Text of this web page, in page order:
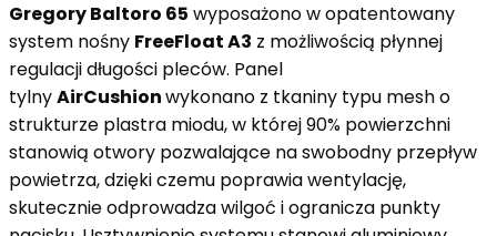
Gregory Baltoro 65 wyposażono w opatentowany
system nośny FreeFloat A3 z możliwością płynnej
regulacji długości pleców. Panel
tylnyAirCushionwykonano z tkaniny typu mesh o
strukturze plastra miodu, w której 90% powierzchni
stanowią otwory pozwalające na swobodny przepływ
powietrza, dzięki czemu poprawia wentylację,
skutecznie odprowadza wilgoć i ogranicza punkty